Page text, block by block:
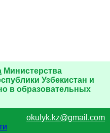
Министерства
Узбекистан и
в образовательных
okulyk.kz@gmail.com